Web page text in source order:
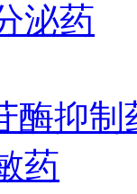
泌药
酶抑制
药